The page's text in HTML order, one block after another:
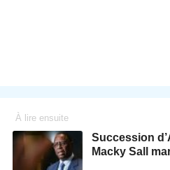
À lire ensuite
Succession
Macky Sall